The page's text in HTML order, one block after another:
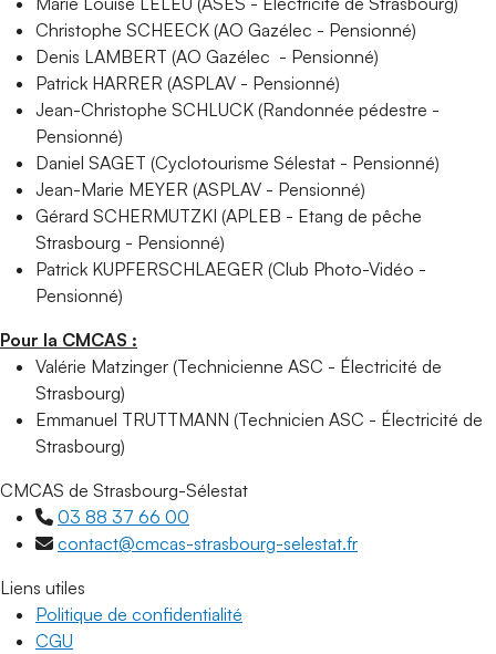
Christophe SCHEECK (AO Gazélec - Pensionné)
Denis LAMBERT (AO Gazélec - Pensionné)
Patrick HARRER (ASPLAV - Pensionné)
Jean-Christophe SCHLUCK (Randonnée pédestre -
Pensionné)
Daniel SAGET (Cyclotourisme Sélestat - Pensionné)
Jean-Marie MEYER (ASPLAV - Pensionné)
Gérard SCHERMUTZKI (APLEB - Etang de pêche
Strasbourg - Pensionné)
Patrick KUPFERSCHLAEGER (Club Photo-Vidéo -
Pensionné)
Pour la CMCAS :
Valérie Matzinger (Technicienne ASC - Électricité de
Strasbourg)
Emmanuel TRUTTMANN (Technicien ASC - Électricité de
Strasbourg)
CMCAS de Strasbourg-Sélestat
03 88 37 66 00
contact@cmcas-strasbourg-selestat.fr
Liens utiles
Politique de confidentialité
CGU